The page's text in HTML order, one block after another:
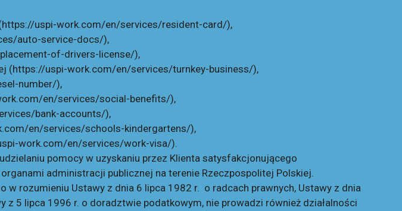
https://uspi-work.com/en/services/resident-card/),
auto-service-docs/),
of-drivers-license/),
(https://uspi-work.com/en/services/turnkey-business/),
number/),
en/services/social-benefits/),
bank-accounts/),
en/services/schools-kindergartens/),
work.com/en/services/work-visa/).
pomocy w uzyskaniu przez Klienta satysfakcjonującego
administracji publicznej na terenie Rzeczpospolitej Polskiej.
rozumieniu Ustawy z dnia 6 lipca 1982 r. o radcach prawnych, Ustawy z dnia
5 lipca 1996 r. o doradztwie podatkowym, nie prowadzi również działalności